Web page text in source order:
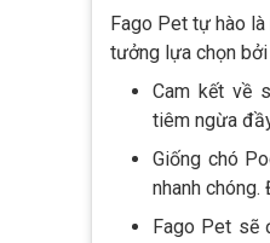
Fago Pet tự hào
tưởng lựa chọn
Cam kết về
tiêm ngừa
Giống chó
nhanh chóng.
Fago Pet sẽ